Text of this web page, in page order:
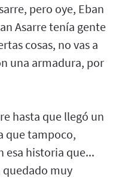
pero oye, Eban
Asarre tenía gente
cosas, no vas a
una armadura, por
hasta que llegó un
que tampoco,
esa historia que...
quedado muy